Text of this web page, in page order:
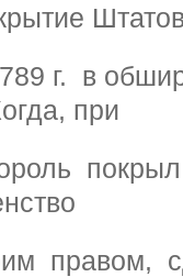
г. в
при
правом,